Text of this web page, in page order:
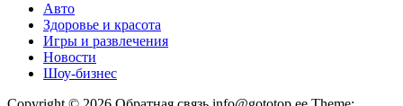
Авто
Здоровье и красота
Игры и развлечения
Новости
Шоу-бизнес